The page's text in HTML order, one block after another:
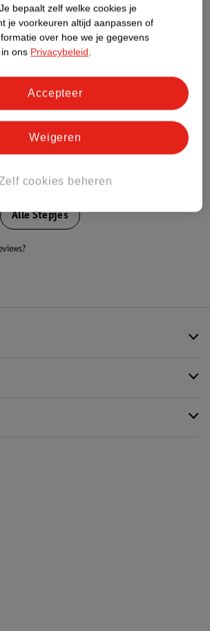
Dit product heeft (nog) geen Nature
Meer informatie
Alle Stepjes
Je bepaalt zelf welke cookies je
je voorkeuren altijd aanpassen of
over hoe we je gegevens
ons Privacybeleid.
cookies beheren
Weigeren
Accepteer